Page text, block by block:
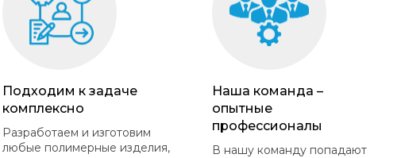
Подходим к задаче
комплексно
Разработаем и изготовим
любые полимерные изделия,
Наша команда –
опытные
профессионалы
В нашу команду попадают